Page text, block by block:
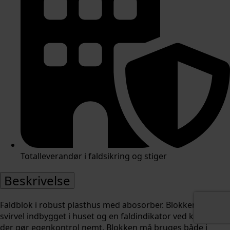
Totalleverandør i faldsikring og stiger
Beskrivelse
Faldblok i robust plasthus med abosorber. Blokken har
svirvel indbygget i huset og en faldindikator ved karabinen
der gør egenkontrol nemt. Blokken må bruges både i